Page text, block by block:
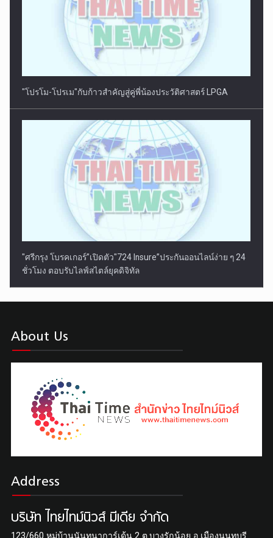
"โปรโม-โปรเม"กับก้าวสำคัญสู่คู่พี่น้องประวัติศาสตร์ LPGA
"ศรีกรุง โบรคเกอร์”เปิดตัว"724 Insure”ประกันออนไลน์ง่าย ๆ 24
ชั่วโมง ตอบรับไลฟ์สไตล์ยุคดิจิทัล
"บิ๊กเหม็น"ไพฑูร ชุติมากรกุล ผงาดนั่งนายก สมาคมนักข่าวช่างภา
About Us
Address
บริษัท ไทยไทม์นิวส์ มีเดีย จำกัด
123/660 หมู่บ้านนันทนาการ์เด้น 2 ต.บางรักน้อย อ.เมืองนนทบุรี